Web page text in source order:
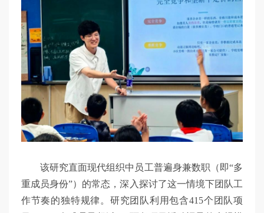
该研究直面现代组织中员工普遍身兼数职（即“多
重成员身份”）的常态，深入探讨了这一情境下团队工
作节奏的独特规律。研究团队利用包含415个团队项